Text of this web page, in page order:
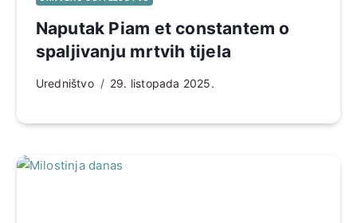
Naputak Piam et constantem o
spaljivanju mrtvih tijela
Uredništvo 29. listopada 2025.